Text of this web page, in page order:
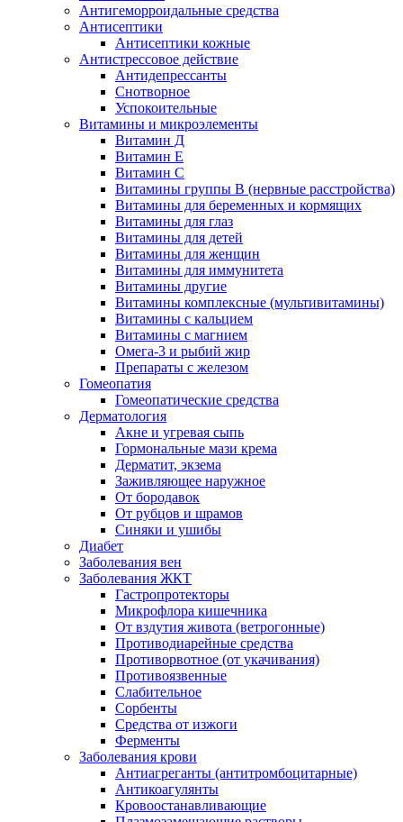
Антигеморроидальные средства
Антисептики
Антисептики кожные
Антистрессовое действие
Антидепрессанты
Снотворное
Успокоительные
Витамины и микроэлементы
Витамин Д
Витамин Е
Витамин С
Витамины группы В (нервные расстройства)
Витамины для беременных и кормящих
Витамины для глаз
Витамины для детей
Витамины для женщин
Витамины для иммунитета
Витамины другие
Витамины комплексные (мультивитамины)
Витамины с кальцием
Витамины с магнием
Омега-3 и рыбий жир
Препараты с железом
Гомеопатия
Гомеопатические средства
Дерматология
Акне и угревая сыпь
Гормональные мази крема
Дерматит, экзема
Заживляющее наружное
От бородавок
От рубцов и шрамов
Синяки и ушибы
Диабет
Заболевания вен
Заболевания ЖКТ
Гастропротекторы
Микрофлора кишечника
От вздутия живота (ветрогонные)
Противодиарейные средства
Противорвотное (от укачивания)
Противоязвенные
Слабительное
Сорбенты
Средства от изжоги
Ферменты
Заболевания крови
Антиагреганты (антитромбоцитарные)
Антикоагулянты
Кровоостанавливающие